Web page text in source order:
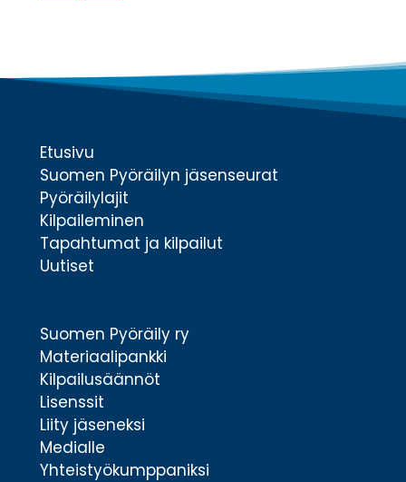
Etusivu
Suomen Pyöräilyn jäsenseurat
Pyöräilylajit
Kilpaileminen
Tapahtumat ja kilpailut
Uutiset
Suomen Pyöräily ry
Materiaalipankki
Kilpailusäännöt
Lisenssit
Liity jäseneksi
Medialle
Yhteistyökumppaniksi